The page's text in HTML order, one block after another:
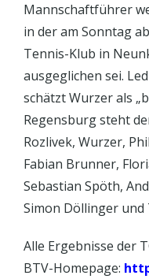
Mannschaftführer
in der am Sonntag
Tennis-Klub in
ausgeglichen sei.
schätzt Wurzer als
Regensburg steht
Rozlivek, Wurzer,
Fabian Brunner,
Sebas­tian Spöth,
Simon Döllinger
Alle Ergebnisse der
BTV-Homepage: